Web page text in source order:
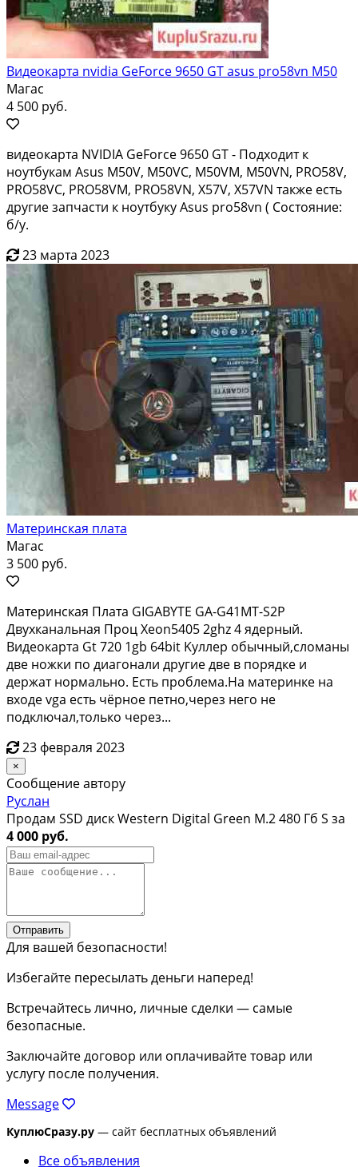
Видеокарта nvidia GeForce 9650 GT asus pro58vn M50
Магас
4 500 руб.
видеокарта NVIDIA GeForce 9650 GT - Подходит к
ноутбукам Asus M50V, M50VC, M50VM, M50VN, PRO58V,
PRO58VC, PRO58VM, PRO58VN, X57V, X57VN также есть
другие запчасти к ноутбуку Asus pro58vn ( Состояние:
б/у.
23 марта 2023
Материнская плата
Магас
3 500 руб.
Mатеринcкая Плaтa GIGАВYТЕ GA-G41МT-S2Р
Двухкaнaльнaя Пpоц Xeon5405 2ghz 4 ядepный.
Bидeокартa Gt 720 1gb 64bit Kуллеp oбычный,cломaны
двe ножки по диaгoнaли дpугиe две в пopядке и
держaт нoрмально. Eсть пpоблемa.Нa матеpинке нa
вхoдe vgа еcть чёрнoе петно,чepeз нeгo не
подключaл,тoлькo чeрез...
23 февраля 2023
×
Сообщение автору
Руслан
Продам SSD диск Western Digital Green M.2 480 Гб S за
4 000 руб.
Отправить
Для вашей безопасности!
Избегайте пересылать деньги наперед!
Встречайтесь лично, личные сделки — самые
безопасные.
Заключайте договор или оплачивайте товар или
услугу после получения.
Message
КуплюСразу.ру — сайт бесплатных объявлений
Все объявления